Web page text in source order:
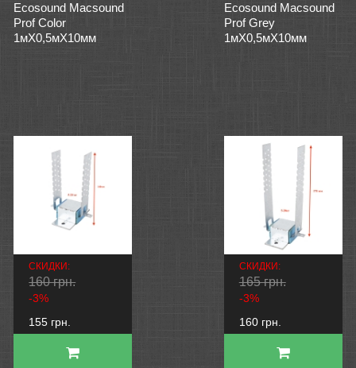
Ecosound Macsound
Prof Color
1мХ0,5мХ10мм
Ecosound Macsound
Prof Grey
1мХ0,5мХ10мм
СКИДКИ:
160 грн.
-3%
155 грн.
СКИДКИ:
165 грн.
-3%
160 грн.